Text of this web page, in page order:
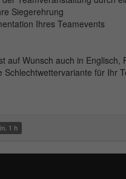
Siegerehrung
Ihres Teamevents
auf Wunsch auch in
Schlechtwettervariante für Ihr
1 h